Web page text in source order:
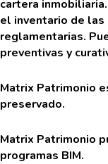
cartera
el inventario de
reglamentarias.
preventivas y
Matrix Patrimonio
preservado.
Matrix Patrimonio
programas BIM.